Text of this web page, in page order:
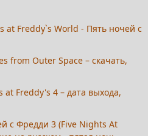
at Freddy`s World - Пять ночей с
from Outer Space – скачать,
at Freddy's 4 – дата выхода,
с Фредди 3 (Five Nights At